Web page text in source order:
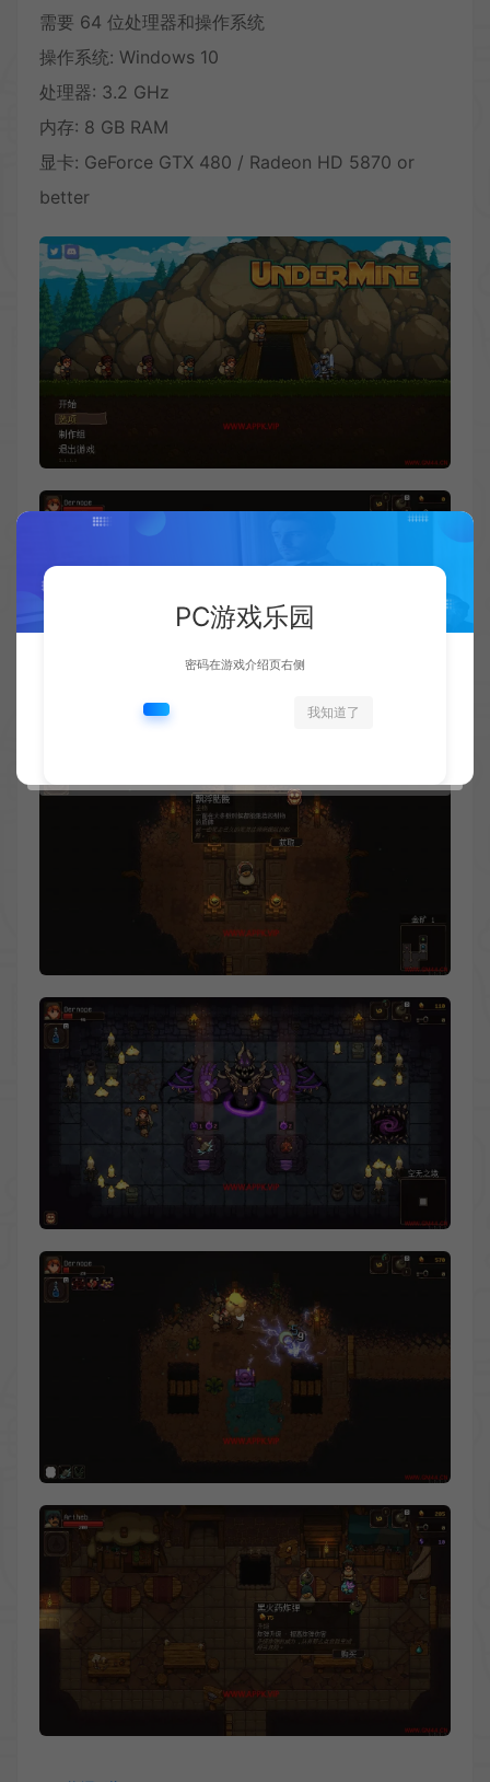
需要 64 位处理器和操作系统
操作系统: Windows 10
处理器: 3.2 GHz
内存: 8 GB RAM
显卡: GeForce GTX 480 / Radeon HD 5870 or
better
PC游戏乐园
密码在游戏介绍页右侧
我知道了